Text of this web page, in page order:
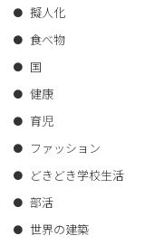
擬人化
食べ物
国
健康
育児
ファッション
どきどき学校生活
部活
世界の建築